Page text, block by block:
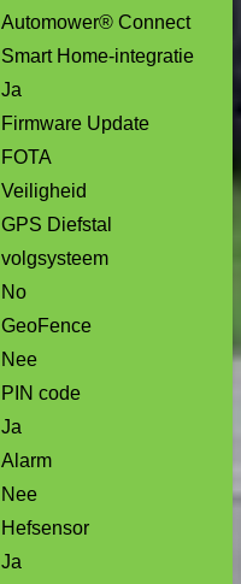
Automower® Connect
Smart Home-integratie
Ja
Firmware Update
FOTA
Veiligheid
GPS Diefstal
volgsysteem
No
GeoFence
Nee
PIN code
Ja
Alarm
Nee
Hefsensor
Ja